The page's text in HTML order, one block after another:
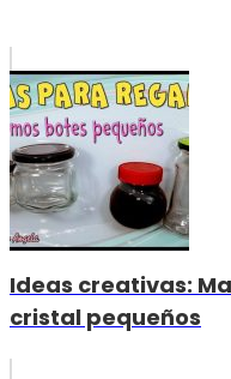
Ideas creativas:
cristal pequeños